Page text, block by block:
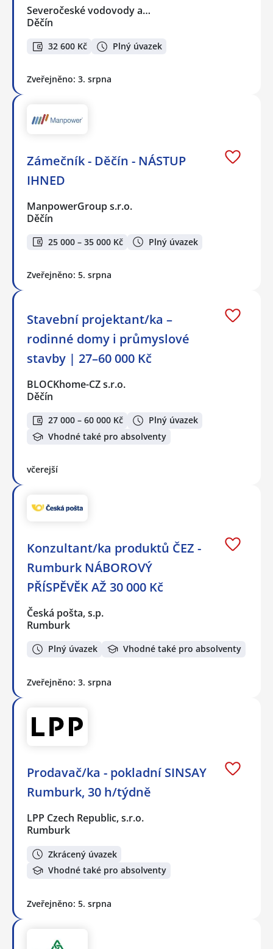
Severočeské vodovody a…
Děčín
32 600 Kč Plný úvazek
Zveřejněno: 3. srpna
Zámečník - Děčín - NÁSTUP
IHNED
ManpowerGroup s.r.o.
Děčín
25 000 – 35 000 Kč Plný úvazek
Zveřejněno: 5. srpna
Stavební projektant/ka –
rodinné domy i průmyslové
stavby | 27–60 000 Kč
BLOCKhome-CZ s.r.o.
Děčín
27 000 – 60 000 Kč
Plný úvazek
Vhodné také pro absolventy
včerejší
Konzultant/ka produktů ČEZ -
Rumburk NÁBOROVÝ
PŘÍSPĚVĚK AŽ 30 000 Kč
Česká pošta, s.p.
Rumburk
Plný úvazek Vhodné také pro absolventy
Zveřejněno: 3. srpna
Prodavač/ka - pokladní SINSAY
Rumburk, 30 h/týdně
LPP Czech Republic, s.r.o.
Rumburk
Zkrácený úvazek
Vhodné také pro absolventy
Zveřejněno: 5. srpna